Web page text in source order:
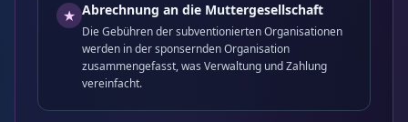
★ Abrechnung an die Muttergesellschaft
Die Gebühren der subventionierten Organisationen
werden in der sponsernden Organisation
zusammengefasst, was Verwaltung und Zahlung
vereinfacht.